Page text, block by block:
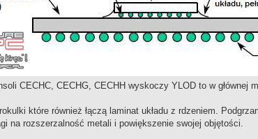
CECHC, CECHG, CECHH wyskoczy YLOD to w głównej
które również łączą laminat układu z rdzeniem.
na rozszerzalność metali i powiększenie swojej objętości.